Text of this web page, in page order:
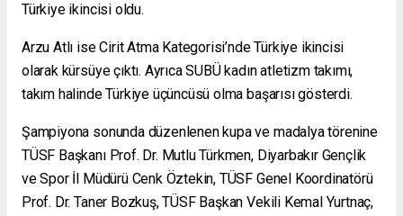
Türkiye ikincisi oldu.
Arzu Atlı ise Cirit Atma Kategorisi’nde Türkiye ikincisi
olarak kürsüye çıktı. Ayrıca SUBÜ kadın atletizm takımı,
takım halinde Türkiye üçüncüsü olma başarısı gösterdi.
Şampiyona sonunda düzenlenen kupa ve madalya törenine
TÜSF Başkanı Prof. Dr. Mutlu Türkmen, Diyarbakır Gençlik
ve Spor İl Müdürü Cenk Öztekin, TÜSF Genel Koordinatörü
Prof. Dr. Taner Bozkuş, TÜSF Başkan Vekili Kemal Yurtnaç,